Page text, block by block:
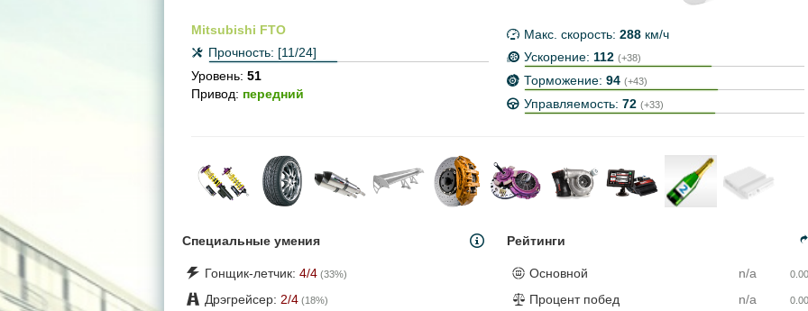
Mitsubishi FTO
Прочность: [11/24]
Уровень: 51
Привод: передний
Макс. скорость: 288 км/ч
Ускорение: 112 (+38)
Торможение: 94 (+43)
Управляемость: 72 (+33)
Специальные умения
Гонщик-летчик: 4/4 (33%)
Дрэгрейсер: 2/4 (18%)
Рейтинги
Основной n/a 0.00
Процент побед n/a 0.00